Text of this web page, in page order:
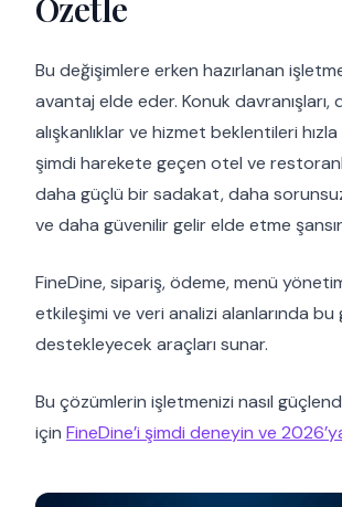
Özetle
Bu değişimlere erken hazırlanan
avantaj elde eder. Konuk davranışları,
alışkanlıklar ve hizmet beklentileri
şimdi harekete geçen otel ve
daha güçlü bir sadakat, daha
ve daha güvenilir gelir elde etme
FineDine, sipariş, ödeme, menü
etkileşimi ve veri analizi alanlarında bu
destekleyecek araçları sunar.
Bu çözümlerin işletmenizi nasıl
için FineDine’i şimdi deneyin ve